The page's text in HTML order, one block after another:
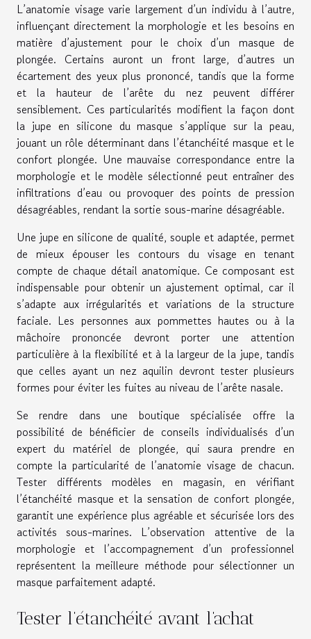
L’anatomie visage varie largement d’un individu à l’autre,
influençant directement la morphologie et les besoins en
matière d’ajustement pour le choix d’un masque de
plongée. Certains auront un front large, d’autres un
écartement des yeux plus prononcé, tandis que la forme
et la hauteur de l’arête du nez peuvent différer
sensiblement. Ces particularités modifient la façon dont
la jupe en silicone du masque s’applique sur la peau,
jouant un rôle déterminant dans l’étanchéité masque et le
confort plongée. Une mauvaise correspondance entre la
morphologie et le modèle sélectionné peut entraîner des
infiltrations d’eau ou provoquer des points de pression
désagréables, rendant la sortie sous-marine désagréable.
Une jupe en silicone de qualité, souple et adaptée, permet
de mieux épouser les contours du visage en tenant
compte de chaque détail anatomique. Ce composant est
indispensable pour obtenir un ajustement optimal, car il
s’adapte aux irrégularités et variations de la structure
faciale. Les personnes aux pommettes hautes ou à la
mâchoire prononcée devront porter une attention
particulière à la flexibilité et à la largeur de la jupe, tandis
que celles ayant un nez aquilin devront tester plusieurs
formes pour éviter les fuites au niveau de l’arête nasale.
Se rendre dans une boutique spécialisée offre la
possibilité de bénéficier de conseils individualisés d’un
expert du matériel de plongée, qui saura prendre en
compte la particularité de l’anatomie visage de chacun.
Tester différents modèles en magasin, en vérifiant
l’étanchéité masque et la sensation de confort plongée,
garantit une expérience plus agréable et sécurisée lors des
activités sous-marines. L’observation attentive de la
morphologie et l’accompagnement d’un professionnel
représentent la meilleure méthode pour sélectionner un
masque parfaitement adapté.
Tester l’étanchéité avant l’achat